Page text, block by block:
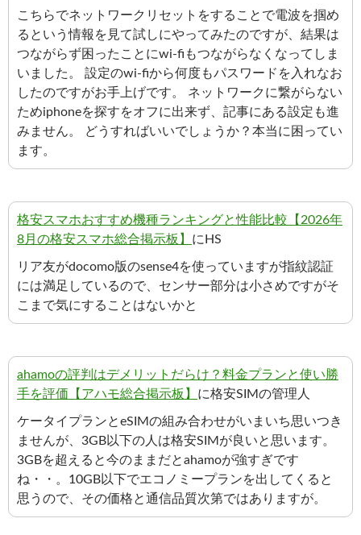
こちらでネットワークリセットをすることで電波を掴め
るという情報を見て試しにやってみたのですが、結果は
つながらず困ったことにwi-fiもつながらなくなってしま
いました。 設定のwi-fiから何度もパスワードを入れなお
したのですがお手上げです。 ネットワークに繋がらない
ためiphoneを探すをオフに出来ず、記事にある設定も進
みません。 どうすればいいでしょうか？本当に困ってい
ます。
格安スマホおすすめ機種ランキングと性能比較【2026年
8月の格安スマホ総合掲示板】 にHS
リア友がdocomo版のsense4を使っていますが指紋認証
には満足しているので、センサー部分は小さめですがそ
こまで気にすることはないかと
ahamoの評判はデメリットだらけ？料金プランと使い勝
手を評価【アハモ総合掲示板】 に格安SIMの管理人
ケータイプランとeSIMの組み合わせがいまいち思いつき
ませんが、3GB以下の人は格安SIMが良いと思います。
3GBを超えると今のままだとahamoが強すぎです
ね・・。10GB以下でエコノミープランを出してくると
思うので、その価格と通信品質次第ではありますが。